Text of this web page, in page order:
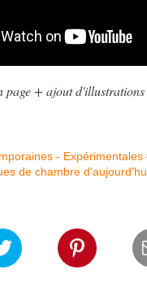
page + ajout d'illustrations
- Expérimentales
de chambre